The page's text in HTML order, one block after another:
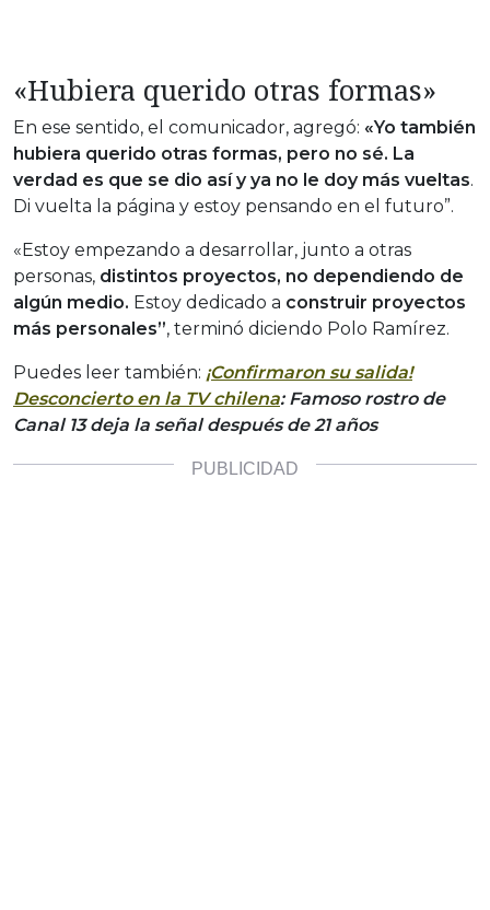
«Hubiera querido otras formas»
En ese sentido, el comunicador, agregó: «Yo también
hubiera querido otras formas, pero no sé. La
verdad es que se dio así y ya no le doy más vueltas.
Di vuelta la página y estoy pensando en el futuro”.
«Estoy empezando a desarrollar, junto a otras
personas, distintos proyectos, no dependiendo de
algún medio. Estoy dedicado a construir proyectos
más personales”, terminó diciendo Polo Ramírez.
Puedes leer también: ¡Confirmaron su salida!
Desconcierto en la TV chilena: Famoso rostro de
Canal 13 deja la señal después de 21 años